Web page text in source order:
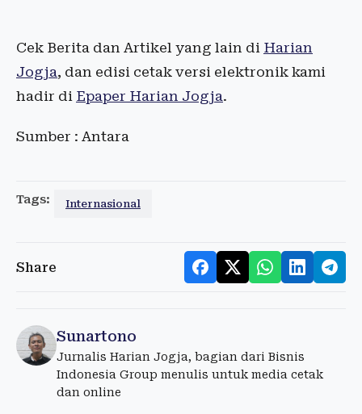
Cek Berita dan Artikel yang lain di Harian
Jogja, dan edisi cetak versi elektronik kami
hadir di Epaper Harian Jogja.
Sumber : Antara
Tags: Internasional
Share
Sunartono
Jurnalis Harian Jogja, bagian dari Bisnis
Indonesia Group menulis untuk media cetak
dan online